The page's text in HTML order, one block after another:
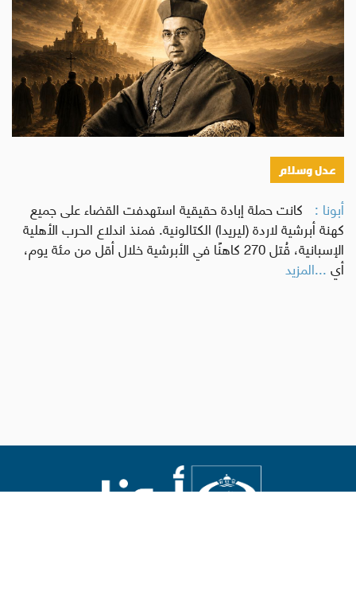
عدل وسلام
أبونا : كانت حملة إبادة حقيقية استهدفت القضاء على جميع
كهنة أبرشية لاردة (ليريدا) الكتالونية. فمنذ اندلاع الحرب الأهلية
الإسبانية، قُتل 270 كاهنًا في الأبرشية خلال أقل من مئة يوم،
أي...المزيد